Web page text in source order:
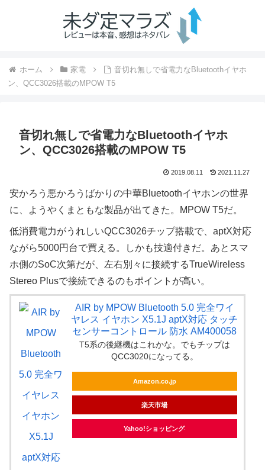
ホーム 家電
音切れ無しで省電力なBluetoothイヤホ
ン、QCC3026搭載のMPOW T5
音切れ無しで省電力なBluetoothイヤホ
ン、QCC3026搭載のMPOW T5
2019.08.11 2021.11.27
安かろう悪かろうばかりの中華Bluetoothイヤホンの世界
に、ようやくまともな製品が出てきた。MPOW T5だ。
低消費電力がうれしいQCC3026チップ搭載で、aptX対応
ながら5000円台で買える。しかも技適付きだ。あとスマ
ホ側のSoC次第だが、左右別々に接続するTrueWireless
Stereo Plusで接続できるのもポイントが高い。
AIR by MPOW Bluetooth 5.0 完全ワイ
ヤレス イヤホン X5.1J aptX対応 タッチ
センサーコントロール 防水 AM400058
T5系の後継機はこれかな。でもチップは
QCC3020になってる。
Amazon.co.jp
楽天市場
Yahoo!ショッピング